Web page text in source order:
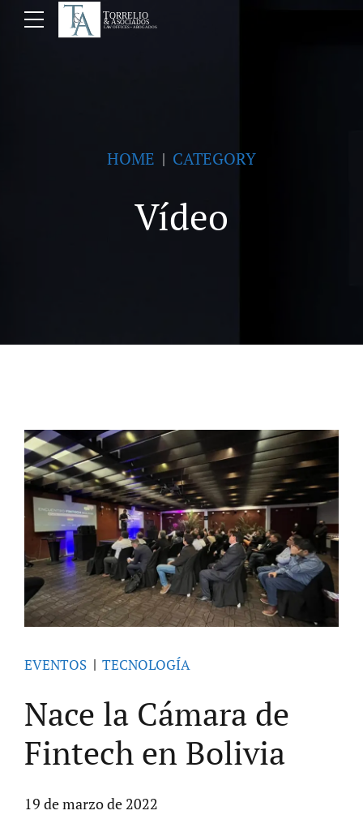
HOME CATEGORY
Vídeo
EVENTOS TECNOLOGÍA
Nace la Cámara de
Fintech en Bolivia
19 de marzo de 2022